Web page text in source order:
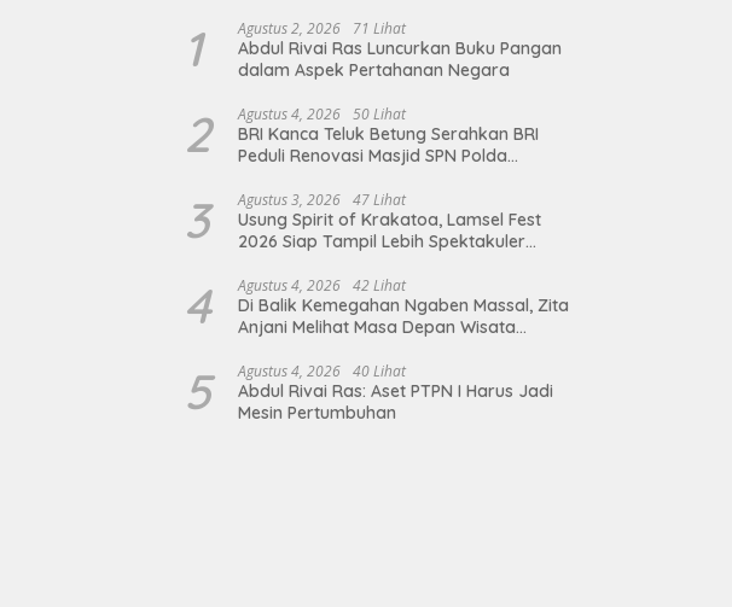
1 Agustus 2, 2026 71 Lihat
Abdul Rivai Ras Luncurkan Buku Pangan
dalam Aspek Pertahanan Negara
2 Agustus 4, 2026 50 Lihat
BRI Kanca Teluk Betung Serahkan BRI
Peduli Renovasi Masjid SPN Polda
terhadap Sarana Ibadah
3 Agustus 3, 2026 47 Lihat
Usung Spirit of Krakatoa, Lamsel Fest
2026 Siap Tampil Lebih Spektakuler
Artis Ibu Kota
4 Agustus 4, 2026 42 Lihat
Di Balik Kemegahan Ngaben Massal, Zita
Anjani Melihat Masa Depan Wisata
5 Agustus 4, 2026 40 Lihat
Abdul Rivai Ras: Aset PTPN I Harus Jadi
Mesin Pertumbuhan